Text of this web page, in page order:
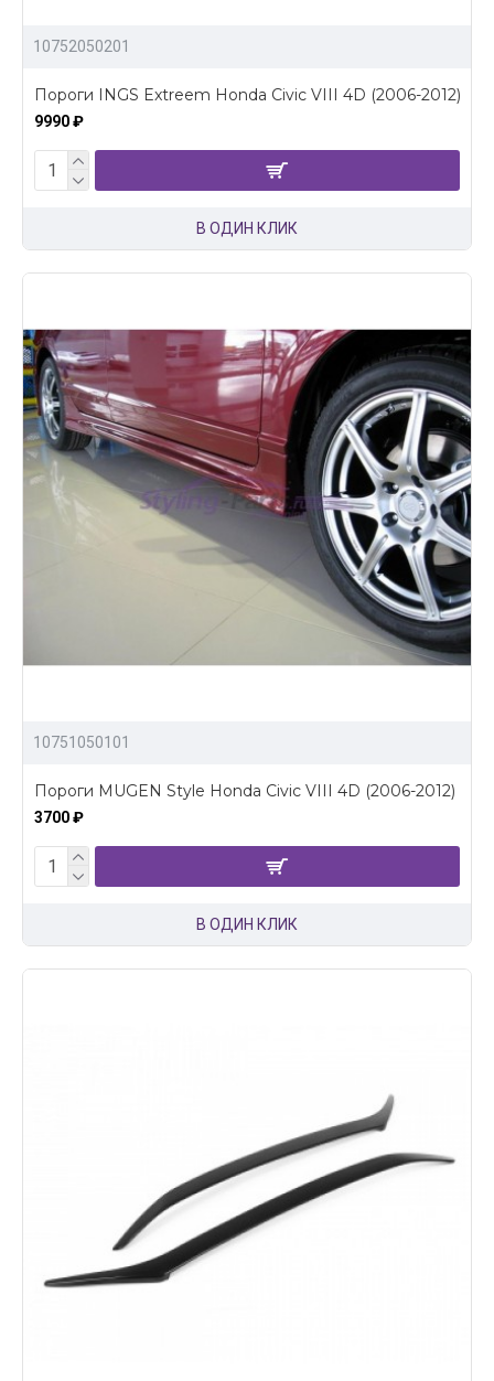
10752050201
Пороги INGS Extreem Honda Civic VIII 4D (2006-2012)
9990 ₽
В ОДИН КЛИК
10751050101
Пороги MUGEN Style Honda Civic VIII 4D (2006-2012)
3700 ₽
В ОДИН КЛИК